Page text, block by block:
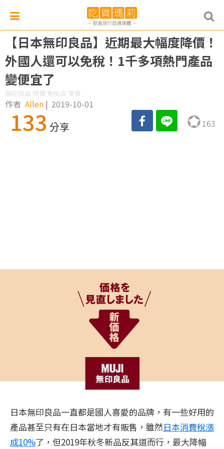
【日本無印良品】近期最大幅度降價！
外國人還可以免稅！1千多項熱門產品
變便宜了
無印良品 降價 免稅店 零食
作者 Allen | 2019-10-01
133 分享 163
日本無印良品一直都是國人喜愛的品牌，有一些好用的
產品甚至只有在日本當地才有販售，雖然日本消費稅漲
成10%了，但2019年秋冬新品反其道而行，最大降幅